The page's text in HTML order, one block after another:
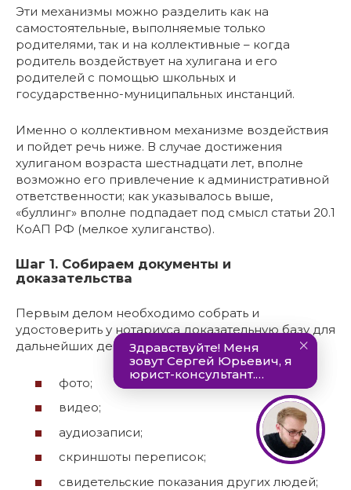
Эти механизмы можно разделить как на
самостоятельные, выполняемые только
родителями, так и на коллективные – когда
родитель воздействует на хулигана и его
родителей с помощью школьных и
государственно-муниципальных инстанций.
Именно о коллективном механизме воздействия
и пойдет речь ниже. В случае достижения
хулиганом возраста шестнадцати лет, вполне
возможно его привлечение к административной
ответственности; как указывалось выше,
«буллинг» вполне подпадает под смысл статьи 20.1
КоАП РФ (мелкое хулиганство).
Шаг 1. Собираем документы и
доказательства
Первым делом необходимо собрать и
удостоверить у нотариуса доказательную базу для
дальнейших действий. Такой базой могут быть:
фото;
видео;
аудиозаписи;
скриншоты переписок;
свидетельские показания других людей;